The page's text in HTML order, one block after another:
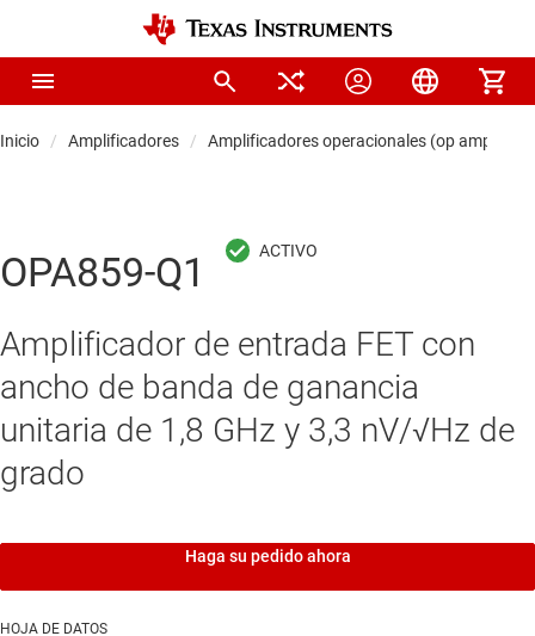
Inicio Amplificadores Amplificadores operacionales (op amps)
OPA859-Q1
Amplificador de entrada FET con
ancho de banda de ganancia
unitaria de 1,8 GHz y 3,3 nV/√Hz de
grado
Haga su pedido ahora
HOJA DE DATOS